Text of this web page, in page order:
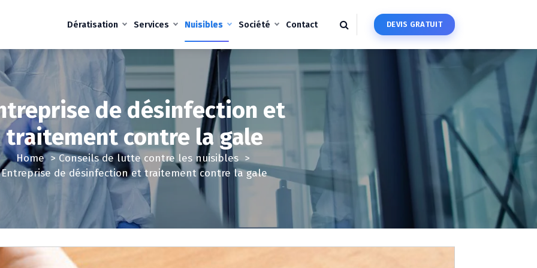
Dératisation Services Nuisibles Société Contact DEVIS GRATUIT
de désinfection et
traitement contre la gale
Home> Conseils de lutte contre les nuisibles>
Entreprise de désinfection et traitement contre la gale